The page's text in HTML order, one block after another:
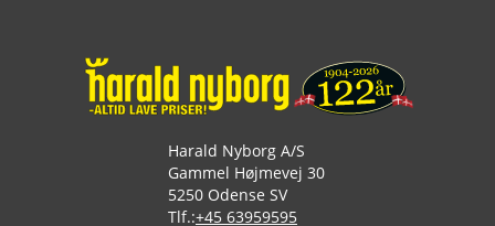
Harald Nyborg A/S
Gammel Højmevej 30
5250 Odense SV
Tlf.:+45 63959595